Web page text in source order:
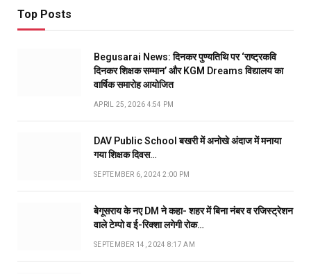
Top Posts
Begusarai News: दिनकर पुण्यतिथि पर ‘राष्ट्रकवि
दिनकर शिक्षक सम्मान’ और KGM Dreams विद्यालय का
वार्षिक समारोह आयोजित
APRIL 25, 2026 4:54 PM
DAV Public School बखरी में अनोखे अंदाज में मनाया
गया शिक्षक दिवस…
SEPTEMBER 6, 2024 2:00 PM
बेगूसराय के नए DM ने कहा- शहर में बिना नंबर व रजिस्ट्रेशन
वाले टेम्पो व ई-रिक्शा लगेगी रोक…
SEPTEMBER 14, 2024 8:17 AM